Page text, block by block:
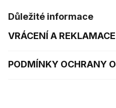
Důležité informace
VRÁCENÍ A REKLAMACE
PODMÍNKY OCHRANY